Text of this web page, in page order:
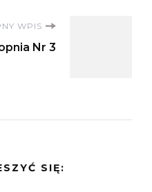
WPIS
Nr 3
SIĘ: